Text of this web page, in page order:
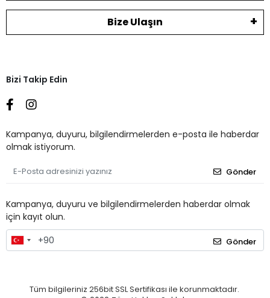
Bize Ulaşın
Bizi Takip Edin
Kampanya, duyuru, bilgilendirmelerden e-posta ile haberdar
olmak istiyorum.
Gönder
Kampanya, duyuru ve bilgilendirmelerden haberdar olmak
için kayıt olun.
Gönder
Tüm bilgileriniz 256bit SSL Sertifikası ile korunmaktadır.